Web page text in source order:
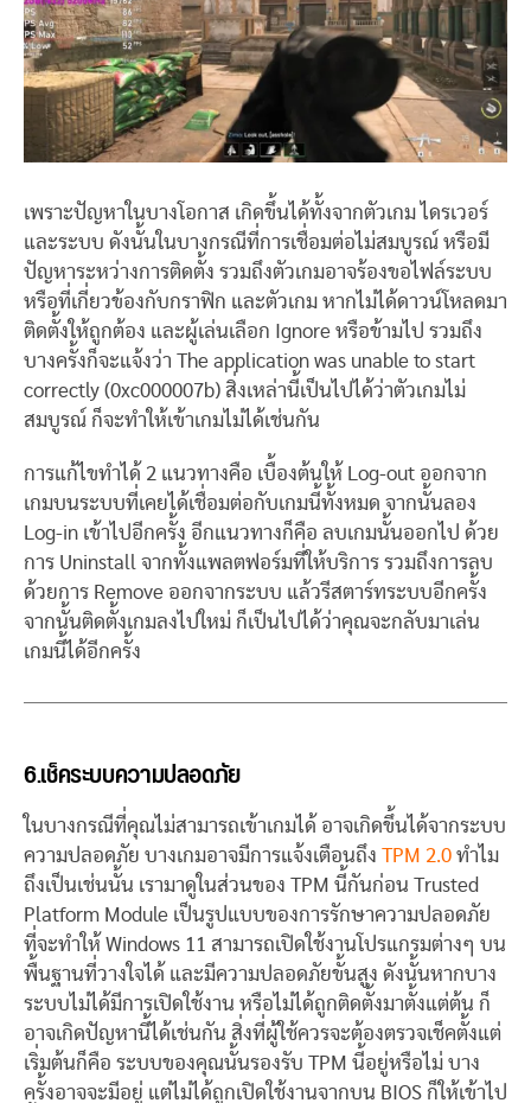
เพราะปัญหาในบางโอกาส เกิดขึ้นได้ทั้งจากตัวเกม ไดรเวอร์
และระบบ ดังนั้นในบางกรณีที่การเชื่อมต่อไม่สมบูรณ์ หรือมี
ปัญหาระหว่างการติดตั้ง รวมถึงตัวเกมอาจร้องขอไฟล์ระบบ
หรือที่เกี่ยวข้องกับกราฟิก และตัวเกม หากไม่ได้ดาวน์โหลดมา
ติดตั้งให้ถูกต้อง และผู้เล่นเลือก Ignore หรือข้ามไป รวมถึง
บางครั้งก็จะแจ้งว่า The application was unable to start
correctly (0xc000007b) สิ่งเหล่านี้เป็นไปได้ว่าตัวเกมไม่
สมบูรณ์ ก็จะทำให้เข้าเกมไม่ได้เช่นกัน
การแก้ไขทำได้ 2 แนวทางคือ เบื้องต้นให้ Log-out ออกจาก
เกมบนระบบที่เคยได้เชื่อมต่อกับเกมนี้ทั้งหมด จากนั้นลอง
Log-in เข้าไปอีกครั้ง อีกแนวทางก็คือ ลบเกมนั้นออกไป ด้วย
การ Uninstall จากทั้งแพลตฟอร์มที่ให้บริการ รวมถึงการลบ
ด้วยการ Remove ออกจากระบบ แล้วรีสตาร์ทระบบอีกครั้ง
จากนั้นติดตั้งเกมลงไปใหม่ ก็เป็นไปได้ว่าคุณจะกลับมาเล่น
เกมนี้ได้อีกครั้ง
6.เช็คระบบความปลอดภัย
ในบางกรณีที่คุณไม่สามารถเข้าเกมได้ อาจเกิดขึ้นได้จากระบบ
ความปลอดภัย บางเกมอาจมีการแจ้งเตือนถึง TPM 2.0 ทำไม
ถึงเป็นเช่นนั้น เรามาดูในส่วนของ TPM นี้กันก่อน Trusted
Platform Module เป็นรูปแบบของการรักษาความปลอดภัย
ที่จะทำให้ Windows 11 สามารถเปิดใช้งานโปรแกรมต่างๆ บน
พื้นฐานที่วางใจได้ และมีความปลอดภัยขั้นสูง ดังนั้นหากบาง
ระบบไม่ได้มีการเปิดใช้งาน หรือไม่ได้ถูกติดตั้งมาตั้งแต่ต้น ก็
อาจเกิดปัญหานี้ได้เช่นกัน สิ่งที่ผู้ใช้ควรจะต้องตรวจเช็คตั้งแต่
เริ่มต้นก็คือ ระบบของคุณนั้นรองรับ TPM นี้อยู่หรือไม่ บาง
ครั้งอาจจะมีอยู่ แต่ไม่ได้ถูกเปิดใช้งานจากบน BIOS ก็ให้เข้าไป